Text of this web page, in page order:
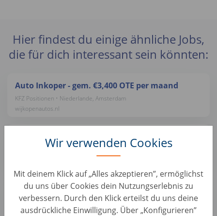
Wir verwenden Cookies
Mit deinem Klick auf „Alles akzeptieren”, ermöglichst
du uns über Cookies dein Nutzungserlebnis zu
verbessern. Durch den Klick erteilst du uns deine
ausdrückliche Einwilligung. Über „Konfigurieren”
Hier findest du einige ähnliche Jobs,
die für dich interessant sein könnten:
Auto Inkoper - gem. €3,400 OTE per maand
KFZ Positionen • Niederlande, Amsterdam
wijkopenautos.nl
(Junior) Pricing Manager
KFZ Positionen • Niederlande, Amsterdam
Auto Inkoper - gem. €3,400 OTE per maand
KFZ Positionen • Niederlande, Hoofddorp
wijkopenautos.nl